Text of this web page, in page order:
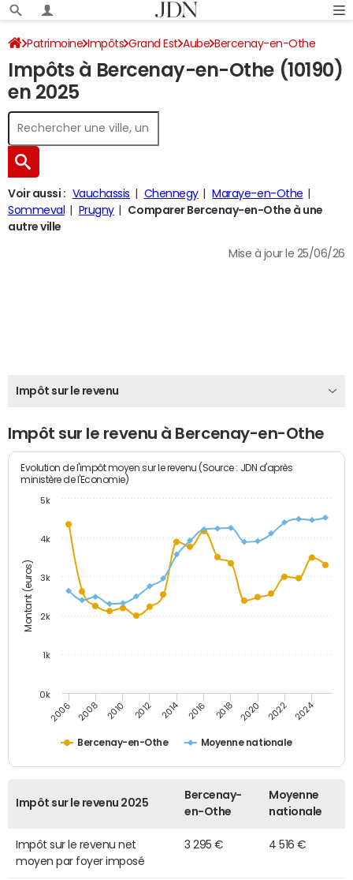
Patrimoine Impôts Grand Est Aube Bercenay-en-Othe
Impôt sur le revenu
Impôts à Bercenay-en-Othe (10190)
en 2025
Voir aussi : Vauchassis Chennegy
Maraye-en-Othe
Sommeval
Prugny
Comparer Bercenay-en-Othe à une
autre ville
Mise à jour le 25/06/26
Impôt sur le revenu
Impôt sur le revenu à Bercenay-en-Othe
Montant (euros)
Evolution de l'impôt moyen sur le revenu (Source : JDN d'après
ministère de l'Economie)
Bercenay-en-Othe Moyenne nationale
2006 2008 2010 2012 2014 2016 2018 2020 2022 2024
0k
1k
2k
3k
4k
5k
Impôt sur le revenu 2025
Bercenay-
en-Othe
Moyenne
nationale
Impôt sur le revenu net
moyen par foyer imposé
3 295 € 4 516 €